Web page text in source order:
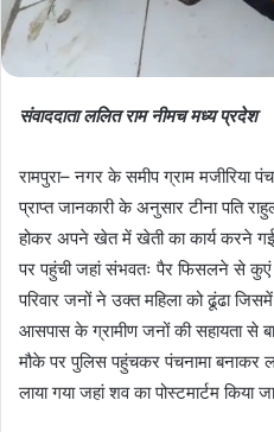
संवाददाता ललित राम नीमच मध्य प्रदेश
रामपुरा– नगर के समीप ग्राम मजीरिया
प्राप्त जानकारी के अनुसार टीना पति
होकर अपने खेत में खेती का कार्य करने
पर पहुंची जहां संभवतः पैर फिसलने से कुएं
परिवार जनों ने उक्त महिला को ढूंढा
आसपास के ग्रामीण जनों की सहायता से
मौके पर पुलिस पहुंचकर पंचनामा बनाकर
लाया गया जहां शव का पोस्टमार्टम किया